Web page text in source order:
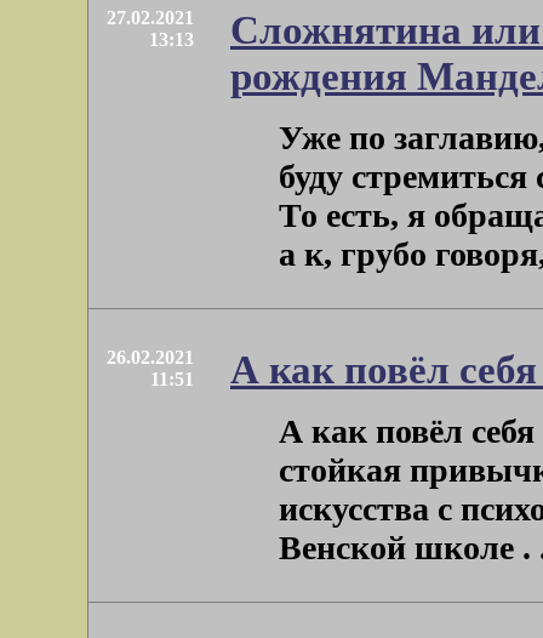
27.02.2021
13:13
Сложнятина
рождения
Уже по
буду
То есть, я
а к, грубо
26.02.2021
11:51
А как повёл
А как повёл
стойкая
искусства с
Венской школе .